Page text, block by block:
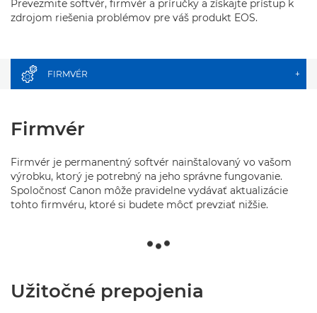
Prevezmite softvér, firmvér a príručky a získajte prístup k
zdrojom riešenia problémov pre váš produkt EOS.
FIRMVÉR +
Firmvér
Firmvér je permanentný softvér nainštalovaný vo vašom
výrobku, ktorý je potrebný na jeho správne fungovanie.
Spoločnosť Canon môže pravidelne vydávať aktualizácie
tohto firmvéru, ktoré si budete môcť prevziať nižšie.
Užitočné prepojenia